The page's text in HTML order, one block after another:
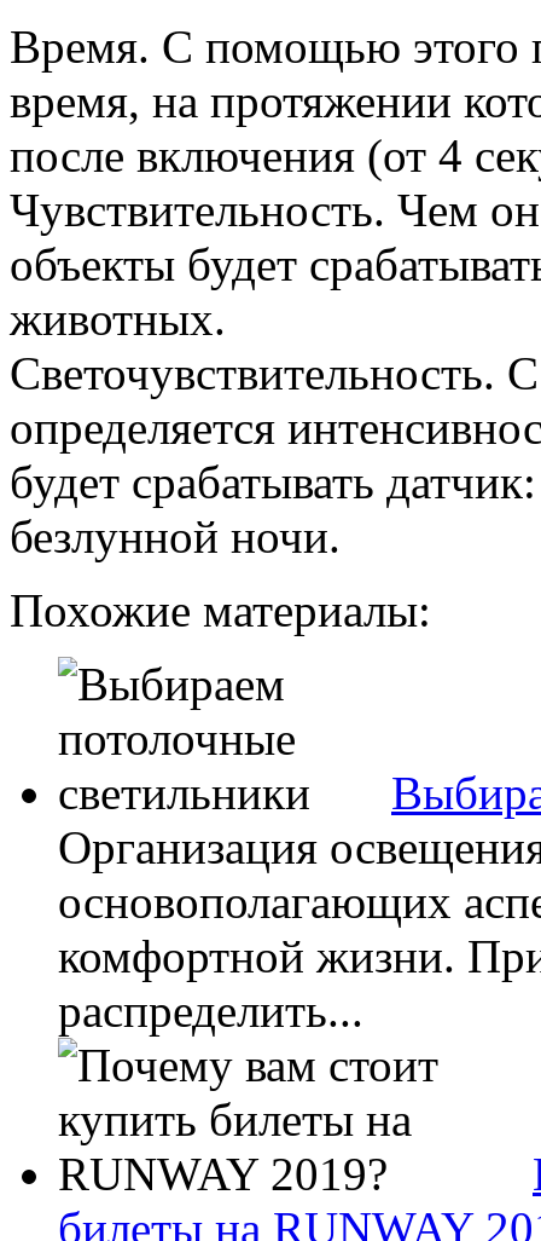
Время. С помощью этого
время, на протяжении
после включения (от 4
Чувствительность. Чем
объекты будет
животных.
Светочувствительность.
определяется
будет срабатывать
безлунной ночи.
Похожие материалы:
Организация
основополагающих
комфортной жизни.
распределить...
билеты на RUNWAY